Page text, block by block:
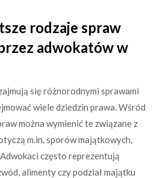
rodzaje spraw
adwokatów w
się różnorodnymi sprawami
wiele dziedzin prawa. Wśród
można wymienić te związane z
m.in. sporów majątkowych,
często reprezentują
alimenty czy podział majątku